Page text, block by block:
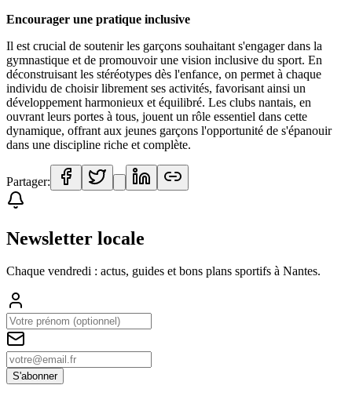
Encourager une pratique inclusive
Il est crucial de soutenir les garçons souhaitant s'engager dans la
gymnastique et de promouvoir une vision inclusive du sport. En
déconstruisant les stéréotypes dès l'enfance, on permet à chaque
individu de choisir librement ses activités, favorisant ainsi un
développement harmonieux et équilibré. Les clubs nantais, en
ouvrant leurs portes à tous, jouent un rôle essentiel dans cette
dynamique, offrant aux jeunes garçons l'opportunité de s'épanouir
dans une discipline riche et complète.
Partager:
Newsletter locale
Chaque vendredi : actus, guides et bons plans sportifs à Nantes.
S'abonner